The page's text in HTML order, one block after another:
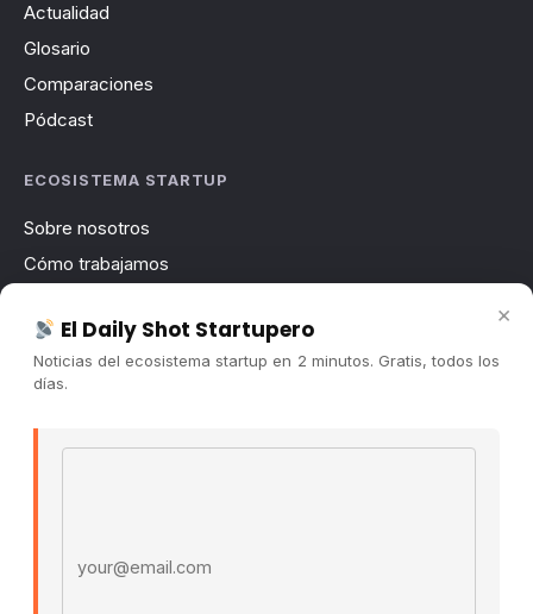
Actualidad
Glosario
Comparaciones
Pódcast
ECOSISTEMA STARTUP
Sobre nosotros
Cómo trabajamos
Contacto
Publicidad
×
El Daily Shot Startupero
Noticias del ecosistema startup en 2 minutos. Gratis, todos los
días.